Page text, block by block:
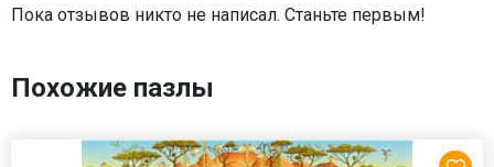
Пока отзывов никто не написал. Станьте первым!
Похожие пазлы